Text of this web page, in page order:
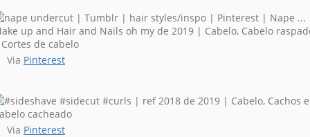
Via Pinterest
Via Pinterest